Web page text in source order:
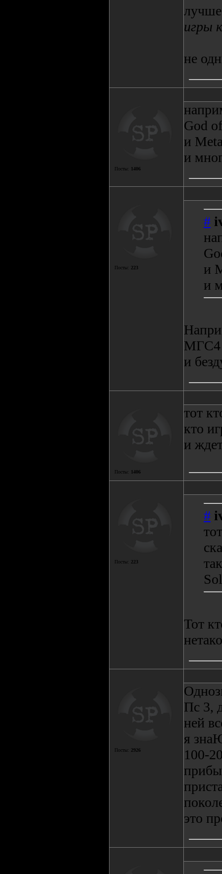
игры
не
Посты: 1406
God
и
и
Посты: 223
#
и
и
МГС4
и
Посты: 1406
тот
кто
и
Посты: 223
#
Тот
Посты: 2926
Пс 3,
ней
я
100-
это